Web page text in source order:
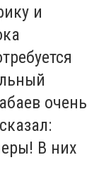
и
очень
В них